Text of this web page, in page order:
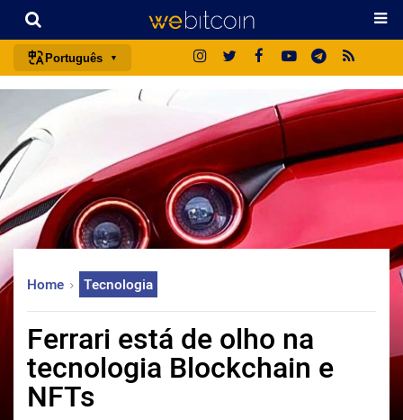
Português
português (BR)
français
italiano
deutsch
中文
한국어
العربية
ไทย
Home Tecnologia
Ferrari está de olho na
tecnologia Blockchain e
NFTs